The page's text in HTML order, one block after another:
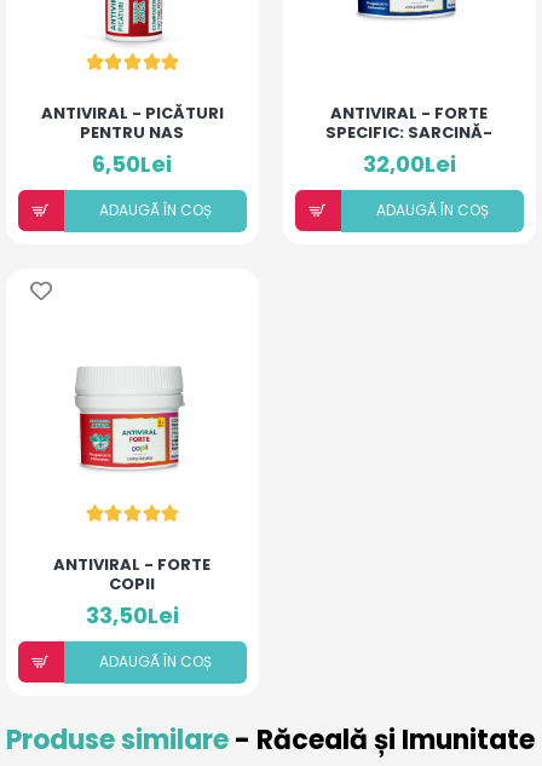
ANTIVIRAL - PICĂTURI
PENTRU NAS
6,50Lei
ADAUGÃ ÎN COȘ
ANTIVIRAL - FORTE
SPECIFIC: SARCINĂ-
ALĂPTARE
32,00Lei
ADAUGÃ ÎN COȘ
ANTIVIRAL - FORTE
COPII
33,50Lei
ADAUGÃ ÎN COȘ
Produse similare- Răceală și Imunitate